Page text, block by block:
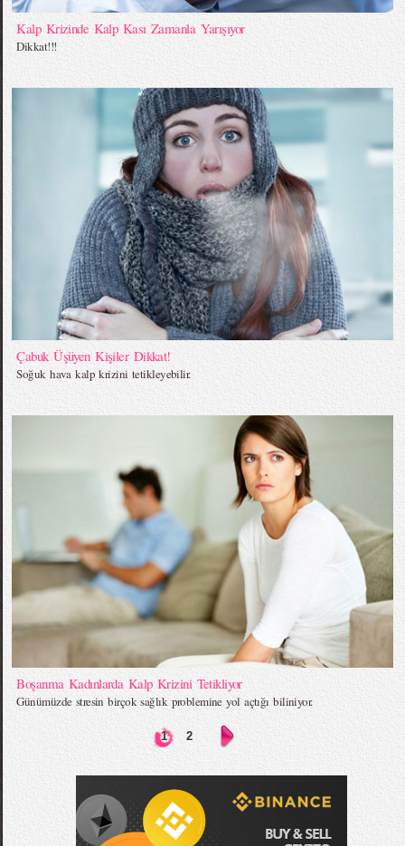
Kalp Krizinde Kalp Kası Zamanla Yarışıyor
Dikkat!!!
Çabuk Üşüyen Kişiler Dikkat!
Soğuk hava kalp krizini tetikleyebilir.
Boşanma Kadınlarda Kalp Krizini Tetikliyor
Günümüzde stresin birçok sağlık problemine yol açtığı biliniyor.
1 2